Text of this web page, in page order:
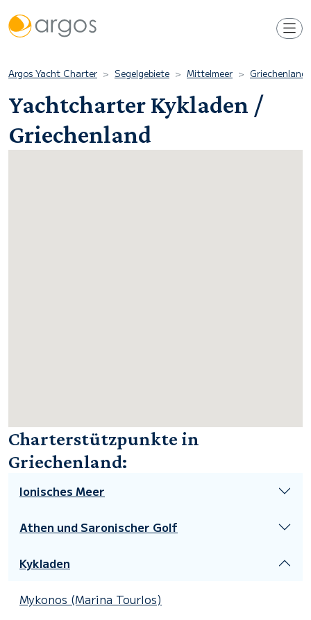
Argos Yacht Charter Segelgebiete Mittelmeer Griechenland
Yachtcharter Kykladen /
Griechenland
Charterstützpunkte in
Griechenland:
Ionisches Meer
Athen und Saronischer Golf
Kykladen
Mykonos (Marina Tourlos)